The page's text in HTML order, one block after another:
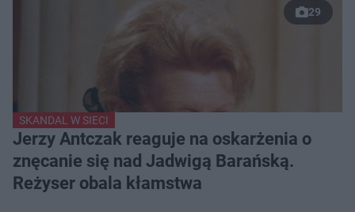
29
SKANDAL W SIECI
Jerzy Antczak reaguje na oskarżenia o
znęcanie się nad Jadwigą Barańską.
Reżyser obala kłamstwa